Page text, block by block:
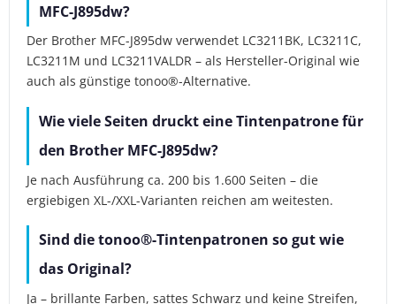
MFC-J895dw?
Der Brother MFC-J895dw verwendet LC3211BK, LC3211C,
LC3211M und LC3211VALDR – als Hersteller-Original wie
auch als günstige tonoo®-Alternative.
Wie viele Seiten druckt eine Tintenpatrone für
den Brother MFC-J895dw?
Je nach Ausführung ca. 200 bis 1.600 Seiten – die
ergiebigen XL-/XXL-Varianten reichen am weitesten.
Sind die tonoo®-Tintenpatronen so gut wie
das Original?
Ja – brillante Farben, sattes Schwarz und keine Streifen,